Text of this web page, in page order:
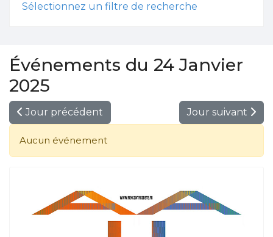
Sélectionnez un filtre de recherche
Événements du 24 Janvier
2025
Jour précédent Jour suivant
Aucun événement